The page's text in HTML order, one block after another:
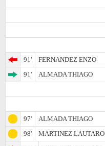
91'
FERNANDEZ ENZO
91'
ALMADA THIAGO
97'
ALMADA THIAGO
98'
MARTINEZ LAUTARO